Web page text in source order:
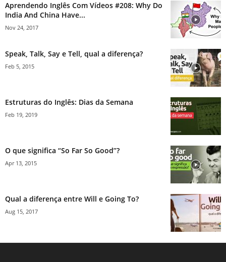
Aprendendo Inglês Com Vídeos #208: Why Do
India And China Have...
Nov 24, 2017
Speak, Talk, Say e Tell, qual a diferença?
Feb 5, 2015
Estruturas do Inglês: Dias da Semana
Feb 19, 2019
O que significa “So Far So Good”?
Apr 13, 2015
Qual a diferença entre Will e Going To?
Aug 15, 2017